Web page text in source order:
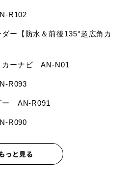
R102
ー【防水＆前後135°超広角カ
カーナビ AN-N01
R093
ー AN-R091
R090
っと見る